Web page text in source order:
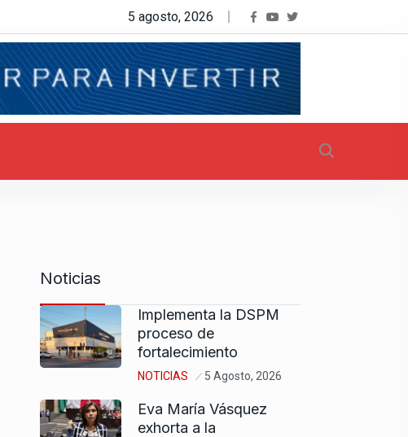
5 agosto, 2026
Noticias
Implementa la DSPM
proceso de
fortalecimiento
NOTICIAS 5 Agosto, 2026
Eva María Vásquez
exhorta a la